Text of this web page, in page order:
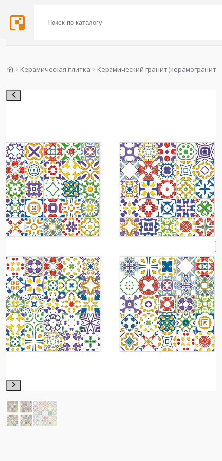
Керамическая плитка Керамический гранит (керамогранит)